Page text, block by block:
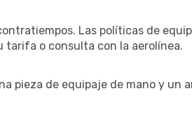
Las políticas de
tarifa o consulta con la aerolínea.
pieza de equipaje de mano y un